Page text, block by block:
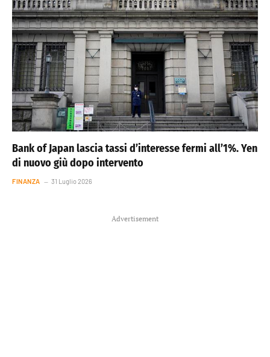
Bank of Japan lascia tassi d’interesse fermi all’1%. Yen
di nuovo giù dopo intervento
FINANZA 31 Luglio 2026
Advertisement